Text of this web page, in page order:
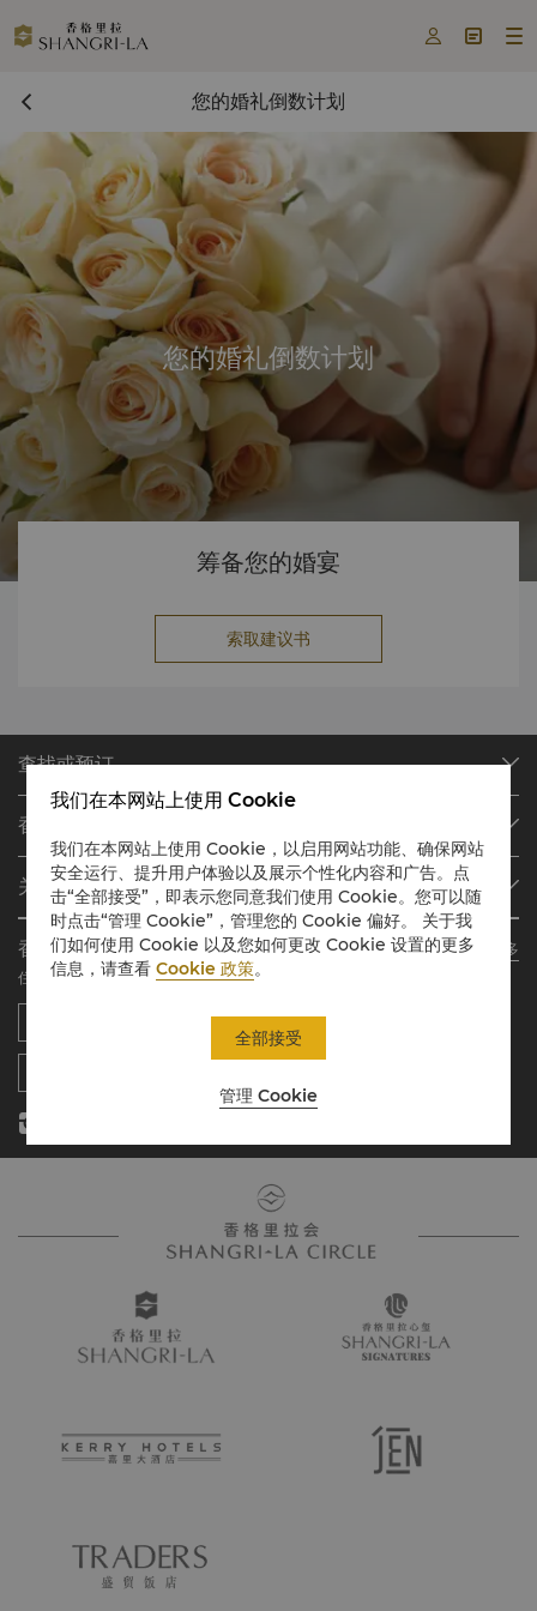
  
您的婚礼倒数计划
您的婚礼倒数计划
筹备您的婚宴
索取建议书
查找或预订
我们的目的地
查找预订
会议与宴会
餐厅与酒吧
香格里拉会
会员计划概述
加入香格里拉会
我的账户
常见问题
联络我们
关于香格里拉集团
关于我们
我们的酒店品牌
香格里拉中心
联系方式
投资咨询
职业发展
企业社会责任
香格里拉会应用程序
了解更多
住宿、餐饮、购物 随想随享
我们在本网站上使用 Cookie
我们在本网站上使用 Cookie，以启用网站功能、确保网站
安全运行、提升用户体验以及展示个性化内容和广告。点
击“全部接受”，即表示您同意我们使用 Cookie。您可以随
时点击“管理 Cookie”，管理您的 Cookie 偏好。 关于我
们如何使用 Cookie 以及您如何更改 Cookie 设置的更多
信息，请查看Cookie 政策。
管理 Cookie
全部接受